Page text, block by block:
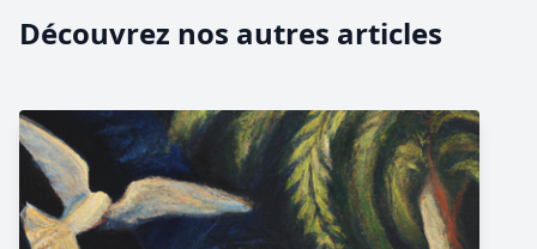
Découvrez nos autres articles